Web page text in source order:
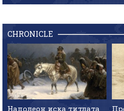
CHRONICLE
Наполеон иска титлата